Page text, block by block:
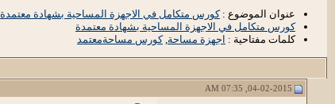
عنوان الموضوع :كورس متكامل في الاجهزة المساحية بشهادة معتمدة
كورس متكامل في الاجهزة المساحية بشهادة معتمدة
كلمات مفتاحية : اجهزة مساحة,كورس مساحةمعتمد